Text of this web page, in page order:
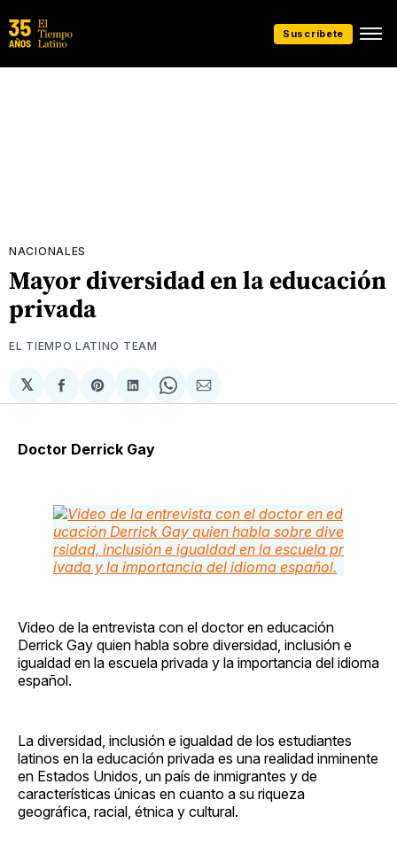
Suscríbete
NACIONALES
Mayor diversidad en la educación
privada
EL TIEMPO LATINO TEAM
𝕏
Compartir
en
Share
on
Compartir
en
Share
on
Compartir
via
Doctor Derrick Gay
Video de la entrevista con el doctor en educación
Derrick Gay quien habla sobre diversidad, inclusión e
igualdad en la escuela privada y la importancia del idioma
español.
La diversidad, inclusión e igualdad de los estudiantes
latinos en la educación privada es una realidad inminente
en Estados Unidos, un país de inmigrantes y de
características únicas en cuanto a su riqueza
geográfica, racial, étnica y cultural.